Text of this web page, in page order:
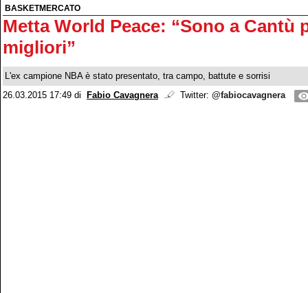
BASKETMERCATO
Metta World Peace: “Sono a Cantù
migliori”
L'ex campione NBA è stato presentato, tra campo, battute e sorrisi
26.03.2015 17:49 di Fabio Cavagnera Twitter: @fabiocavagnera